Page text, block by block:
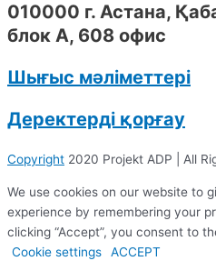
010000 г. Астана,
блок А, 608 офис
Шығыс мәліметтері
Деректерді қорғау
Copyright 2020 Projekt ADP | All
We use cookies on our website to
experience by remembering your
clicking “Accept”, you consent to
Cookie settings
ACCEPT